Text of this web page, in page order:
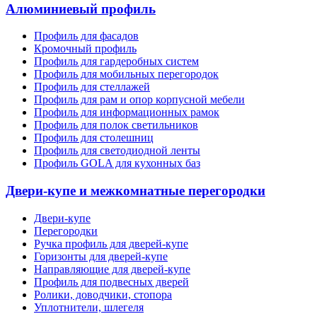
Алюминиевый профиль
Профиль для фасадов
Кромочный профиль
Профиль для гардеробных систем
Профиль для мобильных перегородок
Профиль для стеллажей
Профиль для рам и опор корпусной мебели
Профиль для информационных рамок
Профиль для полок светильников
Профиль для столешниц
Профиль для светодиодной ленты
Профиль GOLA для кухонных баз
Двери-купе и межкомнатные перегородки
Двери-купе
Перегородки
Ручка профиль для дверей-купе
Горизонты для дверей-купе
Направляющие для дверей-купе
Профиль для подвесных дверей
Ролики, доводчики, стопора
Уплотнители, шлегеля